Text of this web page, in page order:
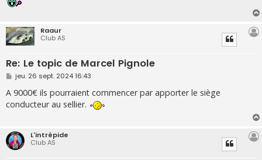
Raaur
Club AS
Re: Le topic de Marcel Pignole
M
e
s
s
a
jeu. 26 sept. 2024 16:43
A 9000€ ils pourraient commencer par apporter le siège
conducteur au sellier.
L'intrépide
Club AS